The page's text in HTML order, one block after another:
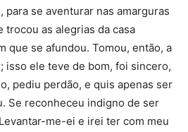
para se aventurar nas amarguras
trocou as alegrias da casa
que se afundou. Tomou, então, a
isso ele teve de bom, foi sincero,
pediu perdão, e quis apenas ser
Se reconheceu indigno de ser
me-ei e irei ter com meu